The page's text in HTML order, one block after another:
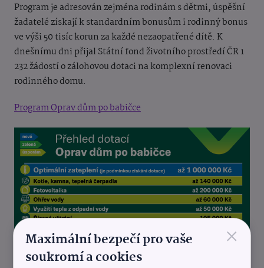
Program je adresován zejména rodinám s dětmi, úspěšní
žadatelé získají k standardním bonusům i rodinný bonus
ve výši 50 tisíc korun za každé nezaopatřené dítě. K
dnešnímu dni přijal Státní fond životního prostředí ČR 1
232 žádostí o zálohovou dotaci na komplexní renovaci
rodinného domu.
Program Oprav dům po babičce
×
Maximální bezpečí pro vaše
soukromí a cookies